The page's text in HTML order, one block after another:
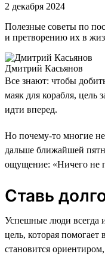
2 декабря 2024
Полезные советы по
и претворению их в
Дмитрий Касьянов
Все знают: чтобы
маяк для корабля, цель
идти вперед.
Но почему-то многие
дальше ближайшей
ощущение: «Ничего не
Ставь
Успешные люди всегда
цель, которая помогает
становится